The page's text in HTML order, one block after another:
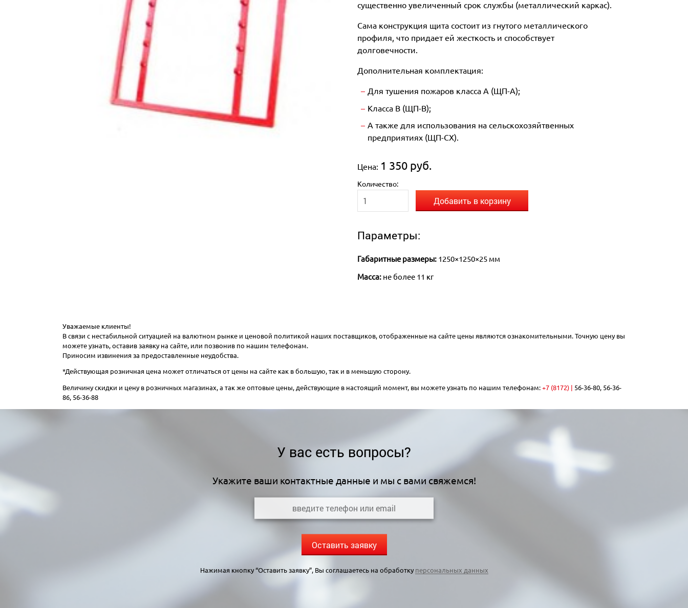
существенно увеличенный срок службы (металлический каркас).
Сама конструкция щита состоит из гнутого металлического
профиля, что придает ей жесткость и способствует
долговечности.
Дополнительная комплектация:
Для тушения пожаров класса А (ЩП-А);
Класса В (ЩП-В);
А также для использования на сельскохозяйтвенных
предприятиях (ЩП-СХ).
Цена: 1 350 руб.
Количество:
Добавить в корзину
Параметры:
Габаритные размеры: 1250×1250×25 мм
Масса: не более 11 кг
Уважаемые клиенты!
В связи с нестабильной ситуацией на валютном рынке и ценовой политикой наших поставщиков, отображенные на сайте цены являются ознакомительными. Точную цену вы
можете узнать, оставив заявку на сайте, или позвонив по нашим телефонам.
Приносим извинения за предоставленные неудобства.
*Действующая розничная цена может отличаться от цены на сайте как в большую, так и в меньшую сторону.
Величину скидки и цену в розничных магазинах, а так же оптовые цены, действующие в настоящий момент, вы можете узнать по нашим телефонам: +7 (8172) |
56-36-80, 56-36-
86, 56-36-88
У вас есть вопросы?
Укажите ваши контактные данные и мы с вами свяжемся!
Оставить заявку
Нажимая кнопку “Оставить заявку”, Вы соглашаетесь на обработку персональных данных